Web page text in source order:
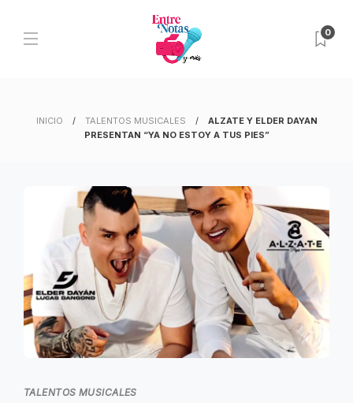
0
INICIO TALENTOS MUSICALES
ALZATE Y ELDER DAYAN
PRESENTAN “YA NO ESTOY A TUS PIES”
TALENTOS MUSICALES